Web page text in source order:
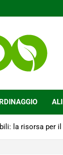
la risorsa per